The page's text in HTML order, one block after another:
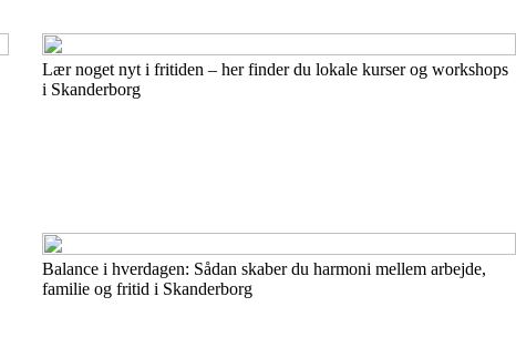
Lær noget nyt i fritiden – her finder du lokale kurser og workshops
i Skanderborg
Balance i hverdagen: Sådan skaber du harmoni mellem arbejde,
familie og fritid i Skanderborg